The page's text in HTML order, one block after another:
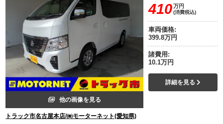
他の画像を見る
トラック市名古屋本店/㈱モーターネット(愛知県)
410万円
(消費税込)
車両価格:
399.8万円
諸費用:
10.1万円
詳細を見る